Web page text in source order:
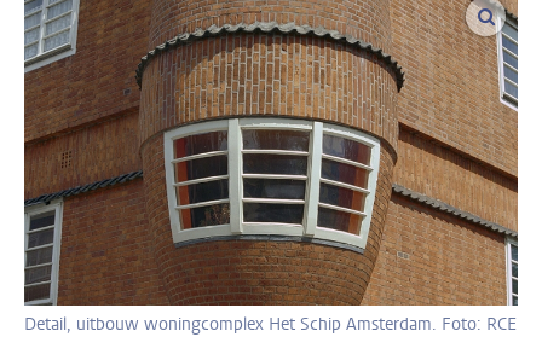
Detail, uitbouw woningcomplex Het Schip Amsterdam. Foto: RCE